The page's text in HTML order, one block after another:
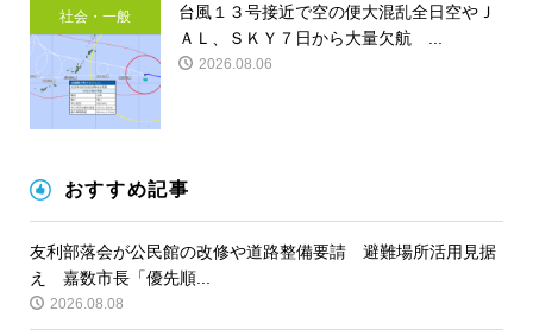
社会・一般
台風１３号接近で空の便大混乱全日空やＪ
ＡＬ、ＳＫＹ７日から大量欠航 ...
2026.08.06
おすすめ記事
友利部落会が公民館の改修や道路整備要請 避難場所活用見据
え 嘉数市長「優先順...
2026.08.08